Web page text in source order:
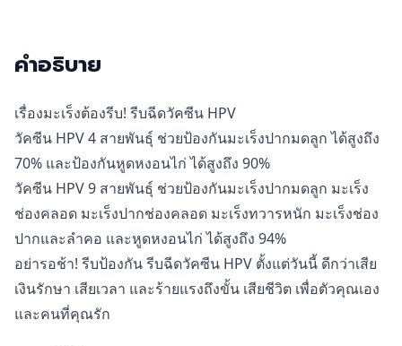
ชนิด
9
พันธุ์
เข็ม
ชิ้น
คำอธิบาย
เรื่องมะเร็งต้องรีบ! รีบฉีดวัคซีน HPV
วัคซีน HPV 4 สายพันธุ์ ช่วยป้องกันมะเร็งปากมดลูก ได้สูงถึง
70% และป้องกันหูดหงอนไก่ ได้สูงถึง 90%
วัคซีน HPV 9 สายพันธุ์ ช่วยป้องกันมะเร็งปากมดลูก มะเร็ง
ช่องคลอด มะเร็งปากช่องคลอด มะเร็งทวารหนัก มะเร็งช่อง
ปากและลำคอ และหูดหงอนไก่ ได้สูงถึง 94%
อย่ารอช้า! รีบป้องกัน รีบฉีดวัคซีน HPV ตั้งแต่วันนี้ ดีกว่าเสีย
เงินรักษา เสียเวลา และร้ายแรงถึงขั้น เสียชีวิต เพื่อตัวคุณเอง
และคนที่คุณรัก